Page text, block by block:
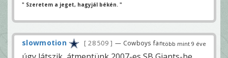
" Szeretem a jeget, hagyjál békén. "
több mint 9 éve
slowmotion 28 509 — Cowboys fan